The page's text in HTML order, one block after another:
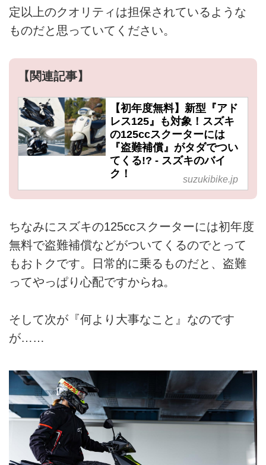
定以上のクオリティは担保されているような
ものだと思っていてください。
【関連記事】
【初年度無料】新型『アド
レス125』も対象！スズキ
の125ccスクーターには
『盗難補償』がタダでつい
てくる!? - スズキのバイ
ク！
suzukibike.jp
ちなみにスズキの125ccスクーターには初年度
無料で盗難補償などがついてくるのでとって
もおトクです。日常的に乗るものだと、盗難
ってやっぱり心配ですからね。
そして次が『何より大事なこと』なのです
が……